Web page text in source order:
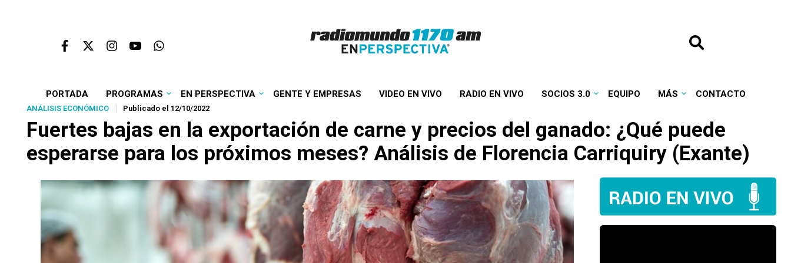
PORTADA PROGRAMAS EN PERSPECTIVA GENTE Y EMPRESAS VIDEO EN VIVO RADIO EN VIVO SOCIOS 3.0 EQUIPO MÁS CONTACTO
ANÁLISIS ECONÓMICO Publicado el 12/10/2022
Fuertes bajas en la exportación de carne y precios del ganado: ¿Qué puede
esperarse para los próximos meses? Análisis de Florencia Carriquiry (Exante)